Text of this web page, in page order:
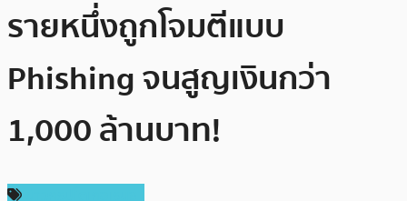
รายหนึ่งถูกโจมตีแบบ
Phishing จนสูญเงินกว่า
1,000 ล้านบาท!